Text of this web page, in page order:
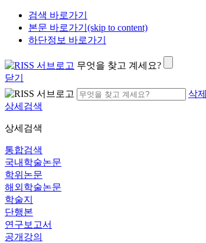
검색 바로가기
본문 바로가기(skip to content)
하단정보 바로가기
무엇을 찾고 계세요?
닫기
삭제
상세검색
상세검색
통합검색
국내학술논문
학위논문
해외학술논문
학술지
단행본
연구보고서
공개강의